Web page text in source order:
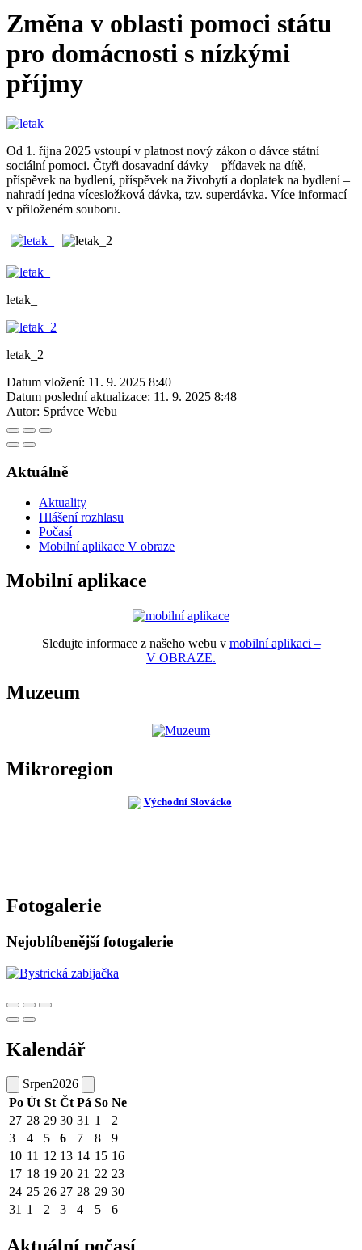
Změna v oblasti pomoci státu
pro domácnosti s nízkými
příjmy
Od 1. října 2025 vstoupí v platnost nový zákon o dávce státní
sociální pomoci. Čtyři dosavadní dávky – přídavek na dítě,
příspěvek na bydlení, příspěvek na živobytí a doplatek na bydlení –
nahradí jedna vícesložková dávka, tzv. superdávka. Více informací
v přiloženém souboru.
letak_
letak_2
Datum vložení: 11. 9. 2025 8:40
Datum poslední aktualizace: 11. 9. 2025 8:48
Autor: Správce Webu
Aktuálně
Aktuality
Hlášení rozhlasu
Počasí
Mobilní aplikace V obraze
Mobilní aplikace
Sledujte informace z našeho webu v mobilní aplikaci –
V OBRAZE.
Muzeum
Mikroregion
Fotogalerie
Nejoblíbenější fotogalerie
Kalendář
Srpen2026
Po Út St Čt Pá So Ne
27 28 29 30 31 1
2
3
4 5 6 7 8
9
10 11 12 13 14 15 16
17 18 19 20 21 22 23
24 25 26 27 28 29 30
31 1 2 3 4 5 6